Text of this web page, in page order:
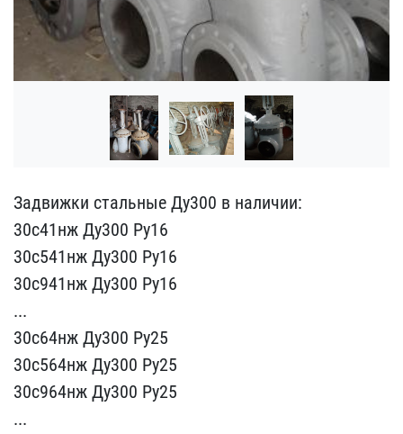
Задвижки стальные Ду300 ​в наличии:
30с41нж Ду300​ Ру16
30с541нж Ду300 Ру1​6
30с941нж Ду300 Ру16
..​.
30с64нж Ду300 Ру25
30с​564нж Ду300 Ру25
30с964н​ж Ду300 Ру25
...